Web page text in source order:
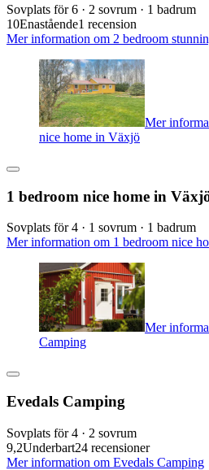
Sovplats för 6 · 2 sovrum · 1 badrum
10Enastående1 recension
Mer information om 2 bedroom
Mer
nice home in Växjö
1 bedroom nice home in
Sovplats för 4 · 1 sovrum · 1 badrum
Mer information om 1 bedroom nice
Mer
Camping
Evedals Camping
Sovplats för 4 · 2 sovrum
9,2Underbart24 recensioner
Mer information om Evedals Camping